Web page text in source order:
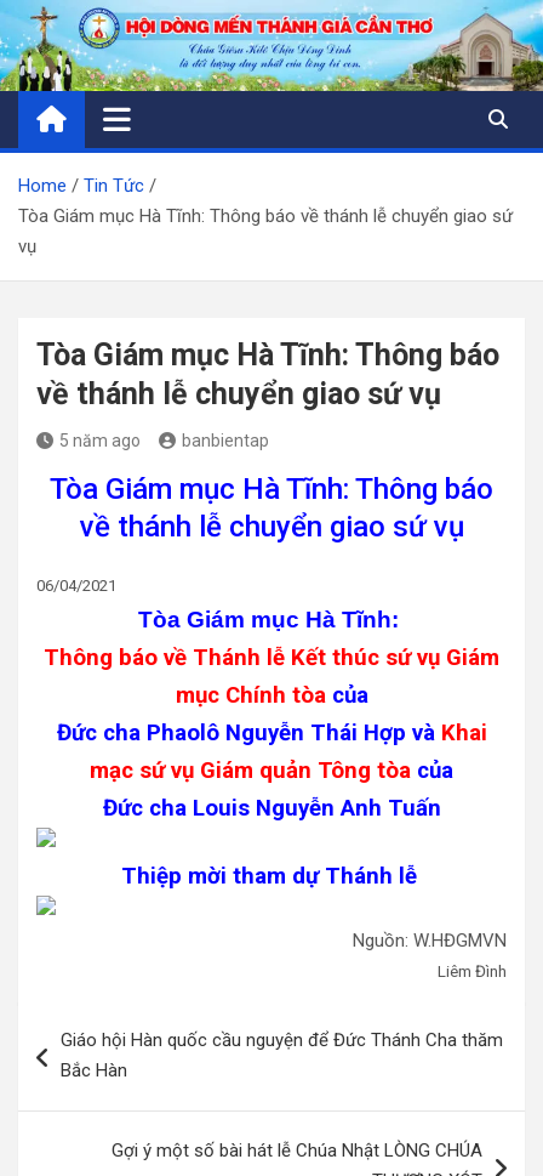
Skip
to
content
Home
Tin Tức
Tòa Giám mục Hà Tĩnh: Thông báo về thánh lễ chuyển giao sứ
vụ
Tòa Giám mục Hà Tĩnh: Thông báo
về thánh lễ chuyển giao sứ vụ
5 năm ago banbientap
Tòa Giám mục Hà Tĩnh: Thông báo
về thánh lễ chuyển giao sứ vụ
06/04/2021
Tòa Giám mục Hà Tĩnh:
Thông báo về Thánh lễ Kết thúc sứ vụ Giám
mục Chính tòacủa
Đức cha Phaolô Nguyễn Thái Hợp và Khai
mạc sứ vụ Giám quản Tông tòa của
Đức cha Louis Nguyễn Anh Tuấn
Thiệp mời tham dự Thánh lễ
Nguồn: W.HĐGMVN
Liêm Đình
hướng
Giáo hội Hàn quốc cầu nguyện để Đức Thánh Cha thăm
Bắc Hàn
Gợi ý một số bài hát lễ Chúa Nhật LÒNG CHÚA